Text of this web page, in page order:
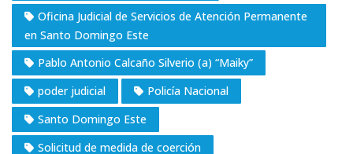
Oficina Judicial de Servicios de Atención Permanente
en Santo Domingo Este
Pablo Antonio Calcaño Silverio (a) “Maiky”
poder judicial
Policía Nacional
Santo Domingo Este
Solicitud de medida de coerción